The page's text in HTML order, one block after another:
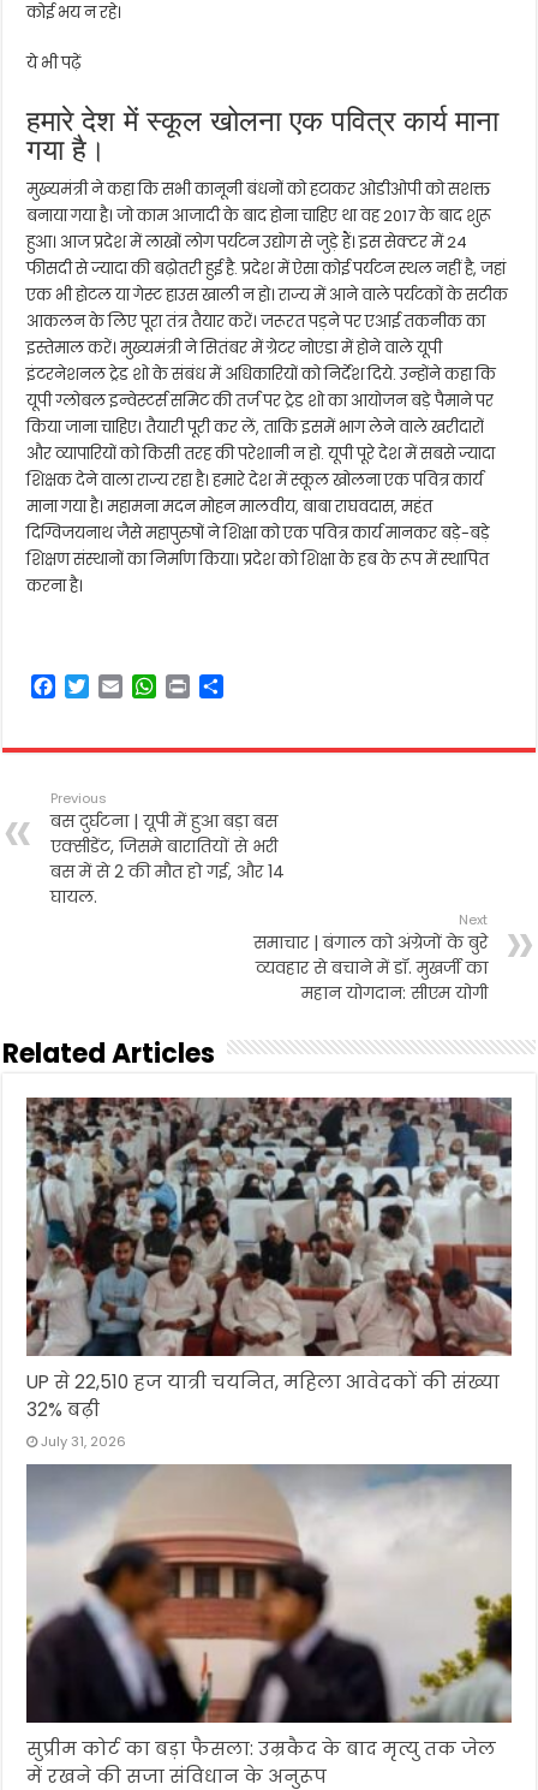
कोई भय न रहे।
ये भी पढ़ें
हमारे देश में स्कूल खोलना एक पवित्र कार्य माना
गया है।
मुख्यमंत्री ने कहा कि सभी कानूनी बंधनों को हटाकर ओडीओपी को सशक्त
बनाया गया है। जो काम आजादी के बाद होना चाहिए था वह 2017 के बाद शुरू
हुआ। आज प्रदेश में लाखों लोग पर्यटन उद्योग से जुड़े हैं। इस सेक्टर में 24
फीसदी से ज्यादा की बढ़ोतरी हुई है. प्रदेश में ऐसा कोई पर्यटन स्थल नहीं है, जहां
एक भी होटल या गेस्ट हाउस खाली न हो। राज्य में आने वाले पर्यटकों के सटीक
आकलन के लिए पूरा तंत्र तैयार करें। जरूरत पड़ने पर एआई तकनीक का
इस्तेमाल करें। मुख्यमंत्री ने सितंबर में ग्रेटर नोएडा में होने वाले यूपी
इंटरनेशनल ट्रेड शो के संबंध में अधिकारियों को निर्देश दिये. उन्होंने कहा कि
यूपी ग्लोबल इन्वेस्टर्स समिट की तर्ज पर ट्रेड शो का आयोजन बड़े पैमाने पर
किया जाना चाहिए। तैयारी पूरी कर लें, ताकि इसमें भाग लेने वाले खरीदारों
और व्यापारियों को किसी तरह की परेशानी न हो. यूपी पूरे देश में सबसे ज्यादा
शिक्षक देने वाला राज्य रहा है। हमारे देश में स्कूल खोलना एक पवित्र कार्य
माना गया है। महामना मदन मोहन मालवीय, बाबा राघवदास, महंत
दिग्विजयनाथ जैसे महापुरुषों ने शिक्षा को एक पवित्र कार्य मानकर बड़े-बड़े
शिक्षण संस्थानों का निर्माण किया। प्रदेश को शिक्षा के हब के रूप में स्थापित
करना है।
F
e
o
o
k
T
t
e
r
E
i
W
t
A
p
p
P
n
r
Previous
बस दुर्घटना | यूपी में हुआ बड़ा बस
एक्सीडेंट, जिसमे बारातियों से भरी
बस में से 2 की मौत हो गई, और 14
घायल.
Next
समाचार | बंगाल को अंग्रेजों के बुरे
व्यवहार से बचाने में डॉ. मुखर्जी का
महान योगदान: सीएम योगी
Related Articles
UP से 22,510 हज यात्री चयनित, महिला आवेदकों की संख्या
32% बढ़ी
July 31, 2026
सुप्रीम कोर्ट का बड़ा फैसला: उम्रकैद के बाद मृत्यु तक जेल
में रखने की सजा संविधान के अनुरूप